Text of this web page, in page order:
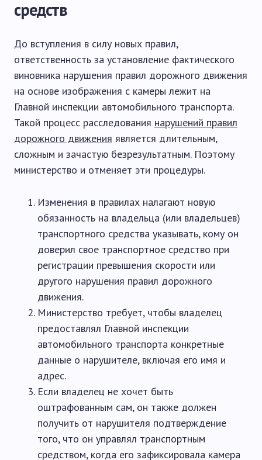
средств
До вступления в силу новых правил,
ответственность за установление фактического
виновника нарушения правил дорожного движения
на основе изображения с камеры лежит на
Главной инспекции автомобильного транспорта.
Такой процесс расследования нарушений правил
дорожного движения является длительным,
сложным и зачастую безрезультатным. Поэтому
министерство и отменяет эти процедуры.
Изменения в правилах налагают новую
обязанность на владельца (или владельцев)
транспортного средства указывать, кому он
доверил свое транспортное средство при
регистрации превышения скорости или
другого нарушения правил дорожного
движения.
Министерство требует, чтобы владелец
предоставлял Главной инспекции
автомобильного транспорта конкретные
данные о нарушителе, включая его имя и
адрес.
Если владелец не хочет быть
оштрафованным сам, он также должен
получить от нарушителя подтверждение
того, что он управлял транспортным
средством, когда его зафиксировала камера